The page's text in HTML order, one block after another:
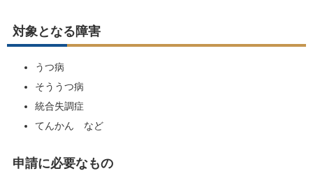
対象となる障害
うつ病
そううつ病
統合失調症
てんかん など
申請に必要なもの